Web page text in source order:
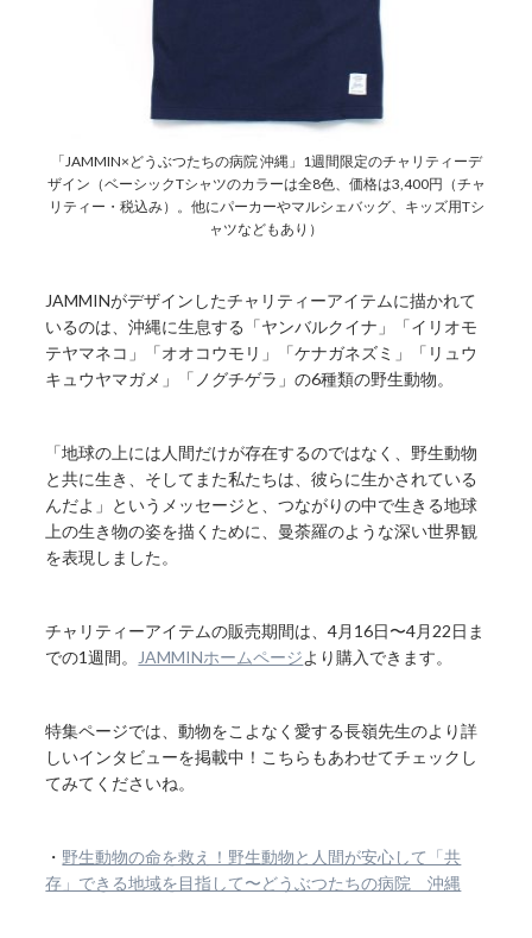
「JAMMIN×どうぶつたちの病院 沖縄」1週間限定のチャリティーデ
ザイン（ベーシックTシャツのカラーは全8色、価格は3,400円（チャ
リティー・税込み）。他にパーカーやマルシェバッグ、キッズ用Tシ
ャツなどもあり）
JAMMINがデザインしたチャリティーアイテムに描かれて
いるのは、沖縄に生息する「ヤンバルクイナ」「イリオモ
テヤマネコ」「オオコウモリ」「ケナガネズミ」「リュウ
キュウヤマガメ」「ノグチゲラ」の6種類の野生動物。
「地球の上には人間だけが存在するのではなく、野生動物
と共に生き、そしてまた私たちは、彼らに生かされている
んだよ」というメッセージと、つながりの中で生きる地球
上の生き物の姿を描くために、曼荼羅のような深い世界観
を表現しました。
チャリティーアイテムの販売期間は、4月16日〜4月22日ま
での1週間。
JAMMINホームページより購入できます。
特集ページでは、動物をこよなく愛する長嶺先生のより詳
しいインタビューを掲載中！こちらもあわせてチェックし
てみてくださいね。
・ 野生動物の命を救え！野生動物と人間が安心して「共
存」できる地域を目指して〜どうぶつたちの病院 沖縄